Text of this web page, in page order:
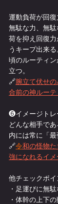
運動負荷が回復
無駄な力、無
荷を抑え回復
うキープ出来
頃のルーティ
立つ。
🔗腕立て伏せ
合前の神ルー
❻イメージトレ
どんな相手で
内には常に「最
🔗令和の怪物
強になれるイ
他チェックポイ
・足運びに無
・体幹の上下